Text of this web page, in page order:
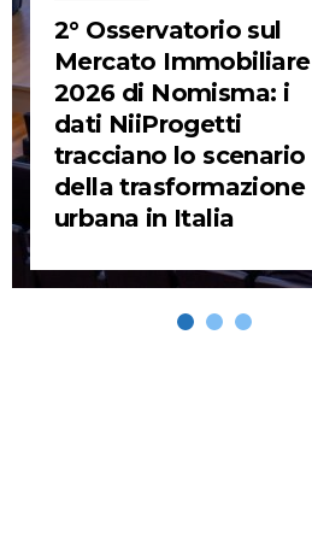
2° Osservatorio sul
Mercato Immobiliare
2026 di Nomisma: i
dati NiiProgetti
tracciano lo scenario
della trasformazione
urbana in Italia